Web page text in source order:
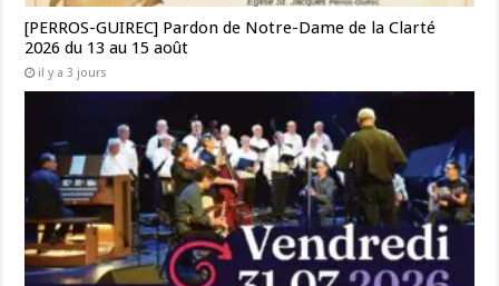
[PERROS-GUIREC] Pardon de Notre-Dame de la Clarté
2026 du 13 au 15 août
il y a 3 jours